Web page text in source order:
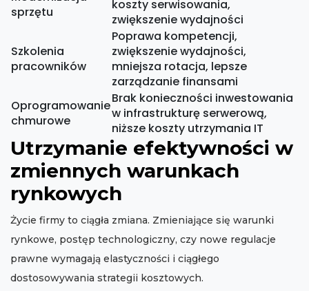
sprzętu
koszty serwisowania,
zwiększenie wydajności
Szkolenia
pracowników
Poprawa kompetencji,
zwiększenie wydajności,
mniejsza rotacja, lepsze
zarządzanie finansami
Oprogramowanie
chmurowe
Brak konieczności inwestowania
w infrastrukturę serwerową,
niższe koszty utrzymania IT
Utrzymanie efektywności w
zmiennych warunkach
rynkowych
Życie firmy to ciągła zmiana. Zmieniające się warunki
rynkowe, postęp technologiczny, czy nowe regulacje
prawne wymagają elastyczności i ciągłego
dostosowywania strategii kosztowych.